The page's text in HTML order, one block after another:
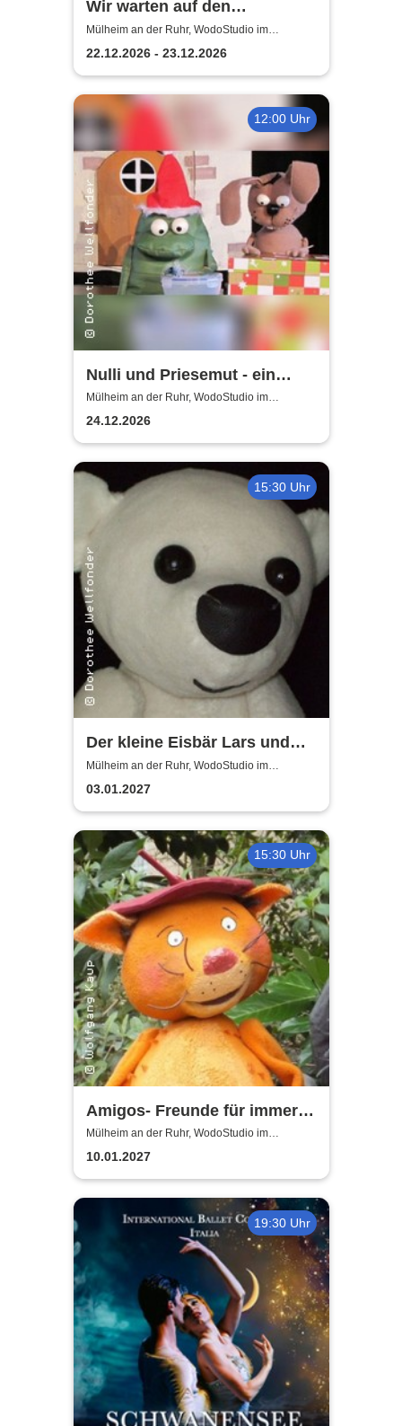
Wir warten auf den
Weihnachtsmann |
WodoStudio im
Ringlokschuppen Ruhr
Mülheim an der Ruhr, WodoStudio im
Ringlokschuppen Ruhr
22.12.2026 - 23.12.2026
12:00 Uhr
Nulli und Priesemut - ein
Baum für den
Weihnachtsmann
Mülheim an der Ruhr, WodoStudio im
Ringlokschuppen Ruhr
24.12.2026
15:30 Uhr
Der kleine Eisbär Lars und
der Angsthase
Mülheim an der Ruhr, WodoStudio im
Ringlokschuppen Ruhr
03.01.2027
15:30 Uhr
Amigos- Freunde für immer |
WodoStudio im
Ringlokschuppen Ruhr
Mülheim an der Ruhr, WodoStudio im
Ringlokschuppen Ruhr
10.01.2027
19:30 Uhr